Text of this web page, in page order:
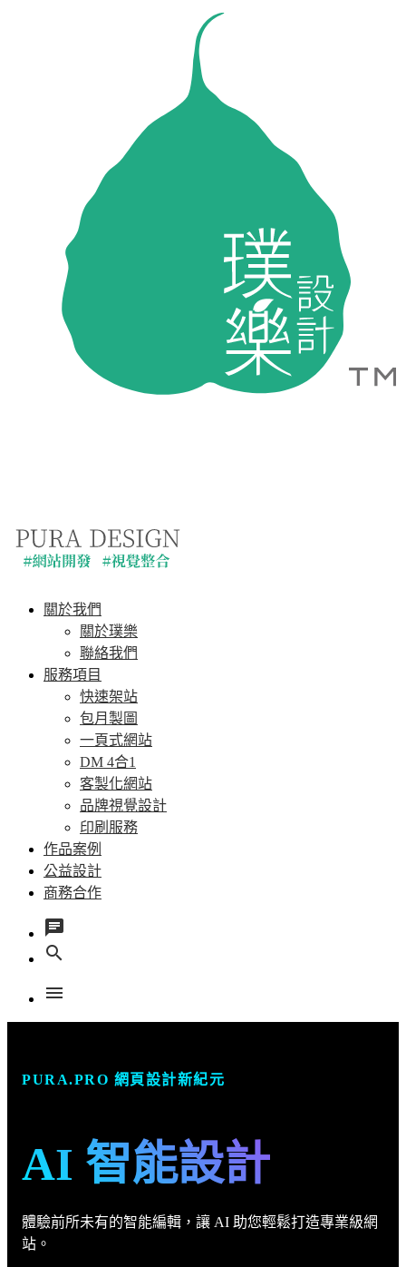
關於我們
關於璞樂
聯絡我們
服務項目
快速架站
包月製圖
一頁式網站
DM 4合1
客製化網站
品牌視覺設計
印刷服務
作品案例
公益設計
商務合作
chat
search
menu
PURA.PRO 網頁設計新紀元
AI 智能設計
體驗前所未有的智能編輯，讓 AI 助您輕鬆打造專業級網
站。